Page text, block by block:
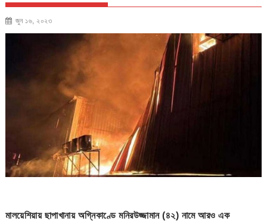
জুন ১৬, ২০২৩
মালয়েশিয়ায় ছাপাখানায় অগ্নিকাণ্ডে মনিরউজ্জামান (৪২) নামে আরও এক